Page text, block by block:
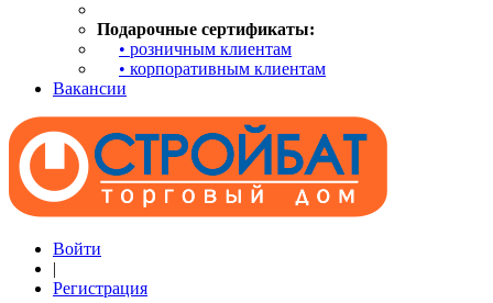
Подарочные сертификаты:
• розничным клиентам
• корпоративным клиентам
Вакансии
Войти
|
Регистрация